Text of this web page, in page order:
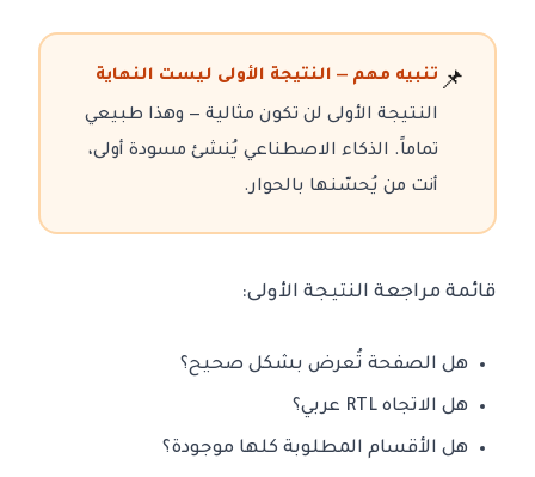
📌 تنبيه مهم — النتيجة الأولى ليست النهاية
النتيجة الأولى لن تكون مثالية — وهذا طبيعي
تماماً. الذكاء الاصطناعي يُنشئ مسودة أولى،
أنت من يُحسّنها بالحوار.
قائمة مراجعة النتيجة الأولى:
هل الصفحة تُعرض بشكل صحيح؟
هل الاتجاه RTL عربي؟
هل الأقسام المطلوبة كلها موجودة؟